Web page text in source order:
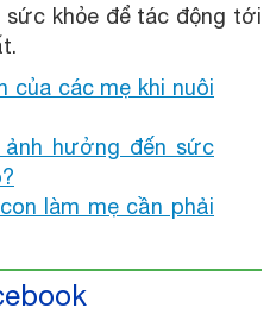
sức khỏe để tác động tới
của các mẹ khi nuôi
hưởng đến sức
làm mẹ cần phải